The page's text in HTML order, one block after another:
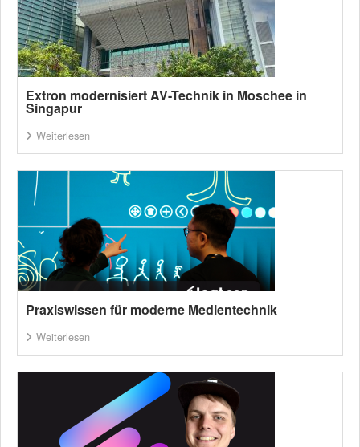
Extron modernisiert AV-Technik in Moschee in
Singapur
Weiterlesen
Praxiswissen für moderne Medientechnik
Weiterlesen